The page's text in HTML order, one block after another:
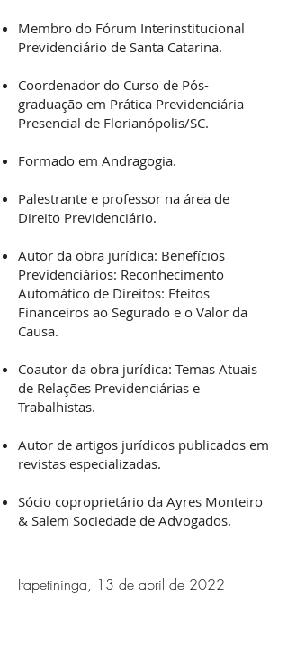
Membro do Fórum Interinstitucional
Previdenciário de Santa Catarina.
Coordenador do Curso de Pós-
graduação em Prática Previdenciária
Presencial de Florianópolis/SC.
Formado em Andragogia.
Palestrante e professor na área de
Direito Previdenciário.
Autor da obra jurídica: Benefícios
Previdenciários: Reconhecimento
Automático de Direitos: Efeitos
Financeiros ao Segurado e o Valor da
Causa.
Coautor da obra jurídica: Temas Atuais
de Relações Previdenciárias e
Trabalhistas.
Autor de artigos jurídicos publicados em
revistas especializadas.
Sócio coproprietário da Ayres Monteiro
& Salem Sociedade de Advogados.
Itapetininga, 13 de abril de 2022